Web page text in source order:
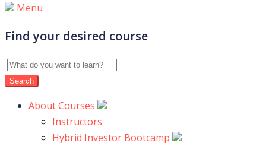
Menu
Find your desired course
About Courses
Instructors
Hybrid Investor Bootcamp